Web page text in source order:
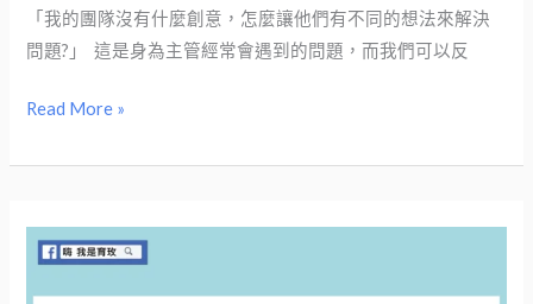
「我的團隊沒有什麼創意，怎麼讓他們有不同的想法來解決
問題?」​ ​ 這是身為主管經常會遇到的問題，而我們可以反
的
解
問
題?
掌
Read More »